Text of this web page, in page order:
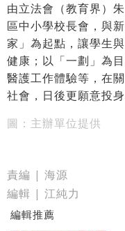
由立法會（教育界）
區中小學校長會，與
家」為起點，讓學生
健康；以「一劃」為
醫護工作體驗等，在
社會，日後更願意投身
圖：主辦單位提供
責編 | 海源
編輯 | 江純力
編輯推薦